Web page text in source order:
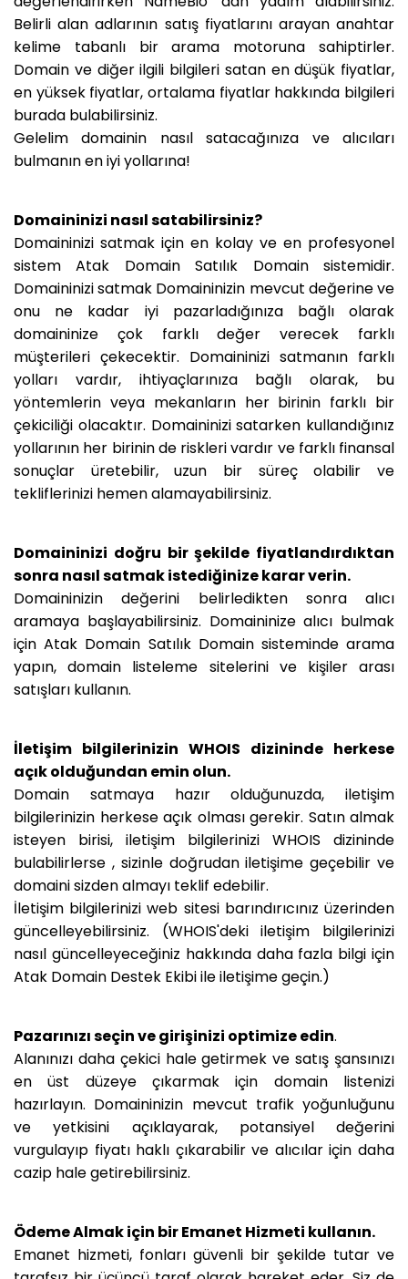
Belirli alan adlarının satış fiyatlarını arayan anahtar
kelime tabanlı bir arama motoruna sahiptirler.
Domain ve diğer ilgili bilgileri satan en düşük fiyatlar,
en yüksek fiyatlar, ortalama fiyatlar hakkında bilgileri
burada bulabilirsiniz.
Gelelim domainin nasıl satacağınıza ve alıcıları
bulmanın en iyi yollarına!
Domaininizi nasıl satabilirsiniz?
Domaininizi satmak için en kolay ve en profesyonel
sistem Atak Domain Satılık Domain sistemidir.
Domaininizi satmak Domaininizin mevcut değerine ve
onu ne kadar iyi pazarladığınıza bağlı olarak
domaininize çok farklı değer verecek farklı
müşterileri çekecektir. Domaininizi satmanın farklı
yolları vardır, ihtiyaçlarınıza bağlı olarak, bu
yöntemlerin veya mekanların her birinin farklı bir
çekiciliği olacaktır. Domaininizi satarken kullandığınız
yollarının her birinin de riskleri vardır ve farklı finansal
sonuçlar üretebilir, uzun bir süreç olabilir ve
tekliflerinizi hemen alamayabilirsiniz.
Domaininizi doğru bir şekilde fiyatlandırdıktan
sonra nasıl satmak istediğinize karar verin.
Domaininizin değerini belirledikten sonra alıcı
aramaya başlayabilirsiniz. Domaininize alıcı bulmak
için Atak Domain Satılık Domain sisteminde arama
yapın, domain listeleme sitelerini ve kişiler arası
satışları kullanın.
İletişim bilgilerinizin WHOIS dizininde herkese
açık olduğundan emin olun.
Domain satmaya hazır olduğunuzda, iletişim
bilgilerinizin herkese açık olması gerekir. Satın almak
isteyen birisi, iletişim bilgilerinizi WHOIS dizininde
bulabilirlerse , sizinle doğrudan iletişime geçebilir ve
domaini sizden almayı teklif edebilir.
İletişim bilgilerinizi web sitesi barındırıcınız üzerinden
güncelleyebilirsiniz. (WHOIS'deki iletişim bilgilerinizi
nasıl güncelleyeceğiniz hakkında daha fazla bilgi için
Atak Domain Destek Ekibi ile iletişime geçin.)
Pazarınızı seçin ve girişinizi optimize edin.
Alanınızı daha çekici hale getirmek ve satış şansınızı
en üst düzeye çıkarmak için domain listenizi
hazırlayın. Domaininizin mevcut trafik yoğunluğunu
ve yetkisini açıklayarak, potansiyel değerini
vurgulayıp fiyatı haklı çıkarabilir ve alıcılar için daha
cazip hale getirebilirsiniz.
Ödeme Almak için bir Emanet Hizmeti kullanın.
Emanet hizmeti, fonları güvenli bir şekilde tutar ve